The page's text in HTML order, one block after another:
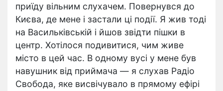
приїду вільним слухачем. Повернувся до
Києва, де мене і застали ці події. Я жив тоді
на Васильківській і йшов звідти пішки в
центр. Хотілося подивитися, чим живе
місто в цей час. В одному вусі у мене був
навушник від приймача — я слухав Радіо
Свобода, яке висвічувало в прямому ефірі